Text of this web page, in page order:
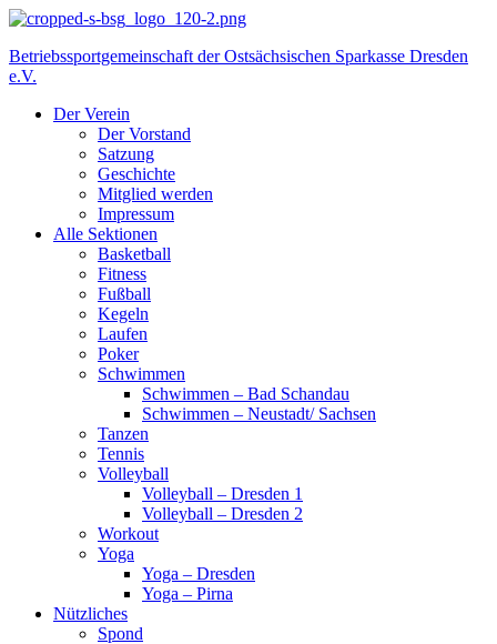
Betriebssportgemeinschaft der Ostsächsischen Sparkasse Dresden
e.V.
Der Verein
Der Vorstand
Satzung
Geschichte
Mitglied werden
Impressum
Alle Sektionen
Basketball
Fitness
Fußball
Kegeln
Laufen
Poker
Schwimmen
Schwimmen – Bad Schandau
Schwimmen – Neustadt/ Sachsen
Tanzen
Tennis
Volleyball
Volleyball – Dresden 1
Volleyball – Dresden 2
Workout
Yoga
Yoga – Dresden
Yoga – Pirna
Nützliches
Spond